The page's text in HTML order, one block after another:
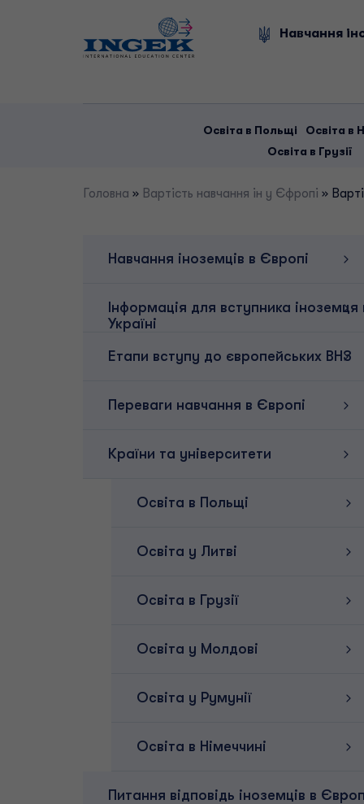
Навчання
Освіта в Польщі
Освіта в
Освіта в Грузії
Головна » Вартість навчання ін у Єфропі »
Навчання іноземців в Європі
Інформація для вступника іноземця
Україні
Етапи вступу до європейських ВНЗ
Переваги навчання в Європі
Країни та університети
Освіта в Польщі
Освіта у Литві
Освіта в Грузії
Освіта у Молдові
Освіта у Румунії
Освіта в Німеччині
Питання відповідь іноземців в